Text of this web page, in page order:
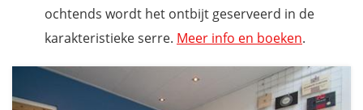
ochtends wordt het ontbijt geserveerd in de
karakteristieke serre. Meer info en boeken.